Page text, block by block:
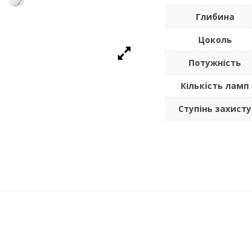
Глибина
Цоколь
Потужність
Кількість ламп
Ступінь захисту